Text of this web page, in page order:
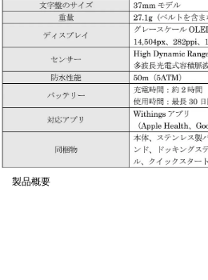
製品概要